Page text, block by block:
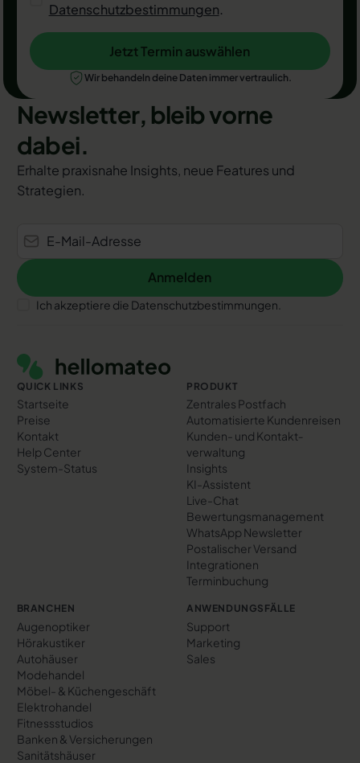
Datenschutzbestimmungen.
Jetzt Termin auswählen
Jetzt Termin auswählen
Wir behandeln deine Daten immer vertraulich.
Newsletter, bleib vorne
dabei.
Erhalte praxisnahe Insights, neue Features und
Strategien.
Anmelden
Anmelden
Ich akzeptiere die Datenschutzbestimmungen.
QUICK LINKS
Startseite
Preise
Kontakt
Help Center
System-Status
PRODUKT
Zentrales Postfach
Automatisierte Kundenreisen
Kunden- und Kontakt­
verwaltung
Insights
KI-Assistent
Live-Chat
Bewertungs­management
WhatsApp Newsletter
Postalischer Versand
Integrationen
Terminbuchung
BRANCHEN
Augenoptiker
Hörakustiker
Autohäuser
Modehandel
Möbel- & Küchengeschäft
Elektrohandel
Fitnessstudios
Banken & Versicherungen
Sanitätshäuser
ANWENDUNGSFÄLLE
Support
Marketing
Sales